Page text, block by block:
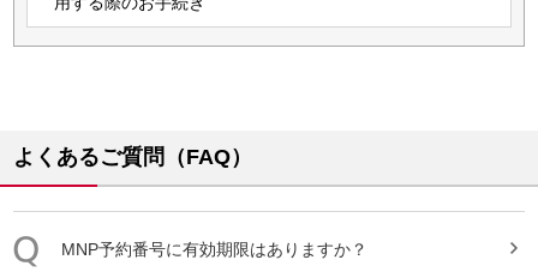
よくあるご質問（FAQ）
MNP予約番号に有効期限はありますか？